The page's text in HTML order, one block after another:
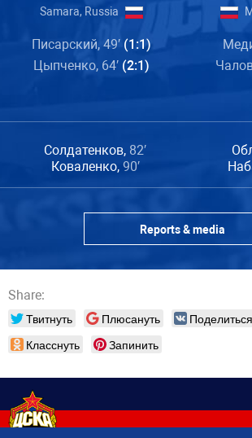
Samara, Russia
Писарский, 49′ (1:1)
Цыпченко, 64′ (2:1)
Солдатенков, 82′
Коваленко, 90′
Reports & media
Share:
Твитнуть Плюсануть Поделиться
Класснуть
Запинить